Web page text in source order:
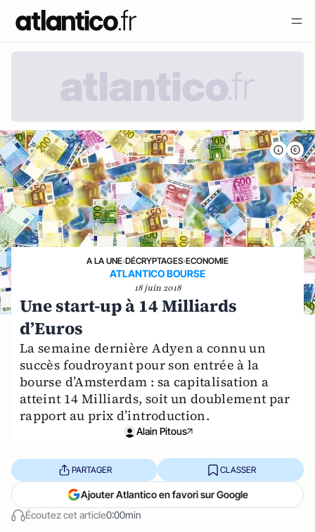
A LA UNE›DÉCRYPTAGES›ECONOMIE
ATLANTICO BOURSE
18 juin 2018
Une start-up à 14 Milliards
d’Euros
La semaine dernière Adyen a connu un
succès foudroyant pour son entrée à la
bourse d’Amsterdam : sa capitalisation a
atteint 14 Milliards, soit un doublement par
rapport au prix d’introduction.
Alain Pitous
Écoutez cet article0:00min
PARTAGER CLASSER
Ajouter Atlantico en favori sur Google